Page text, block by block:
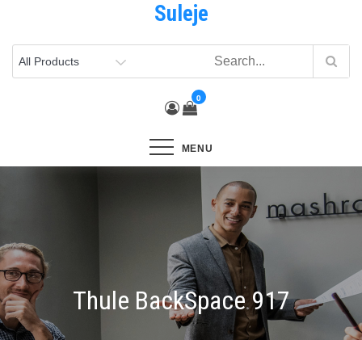
content
Suleje
0
MENU
Thule BackSpace 917